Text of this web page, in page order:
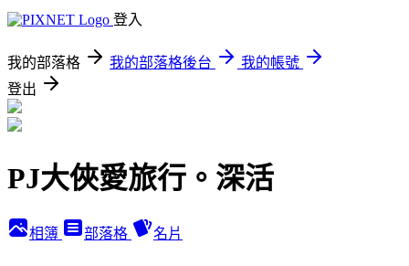
登入
我的部落格 我的部落格後台
我的帳號
登出
PJ大俠愛旅行。深活
相簿 部落格 名片